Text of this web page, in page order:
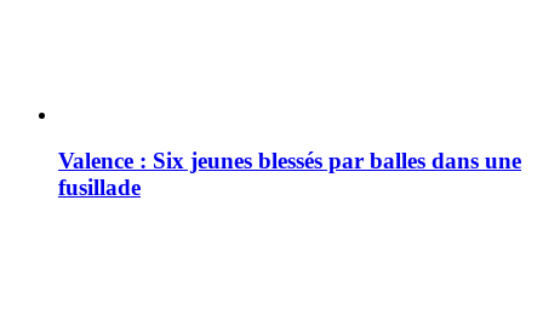
Valence : Six jeunes blessés par balles dans une
fusillade